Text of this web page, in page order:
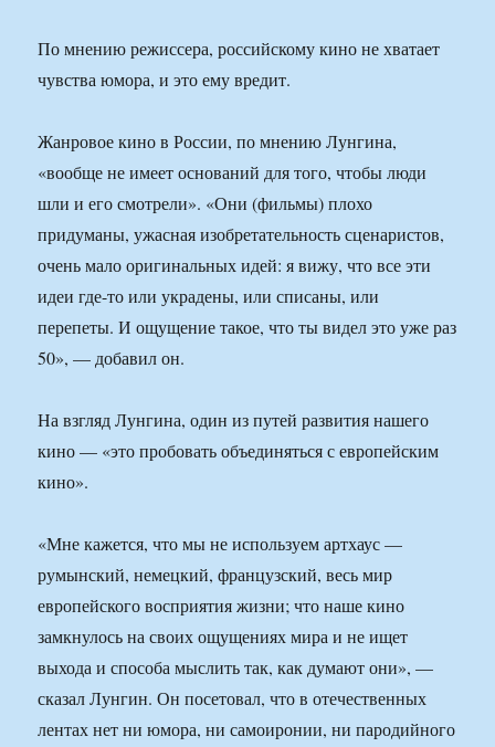
По мнению режиссера, российскому кино не хватает
чувства юмора, и это ему вредит.
Жанровое кино в России, по мнению Лунгина,
«вообще не имеет оснований для того, чтобы люди
шли и его смотрели». «Они (фильмы) плохо
придуманы, ужасная изобретательность сценаристов,
очень мало оригинальных идей: я вижу, что все эти
идеи где-то или украдены, или списаны, или
перепеты. И ощущение такое, что ты видел это уже раз
50», — добавил он.
На взгляд Лунгина, один из путей развития нашего
кино — «это пробовать объединяться с европейским
кино».
«Мне кажется, что мы не используем артхаус —
румынский, немецкий, французский, весь мир
европейского восприятия жизни; что наше кино
замкнулось на своих ощущениях мира и не ищет
выхода и способа мыслить так, как думают они», —
сказал Лунгин. Он посетовал, что в отечественных
лентах нет ни юмора, ни самоиронии, ни пародийного